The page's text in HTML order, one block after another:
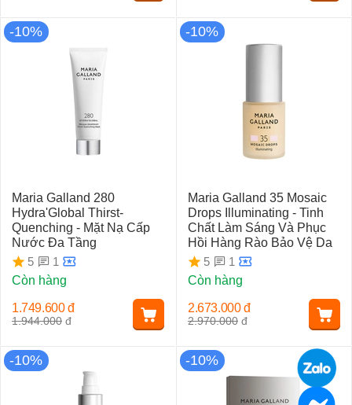
-10%
Maria Galland 280
Hydra'Global Thirst-
Quenching - Mặt Nạ Cấp
Nước Đa Tầng
5
1
Còn hàng
1.944.000 đ
1.749.600 đ
-10%
Maria Galland 35 Mosaic
Drops Illuminating - Tinh
Chất Làm Sáng Và Phục
Hồi Hàng Rào Bảo Vệ Da
5
1
Còn hàng
2.970.000 đ
2.673.000 đ
-10% -10%